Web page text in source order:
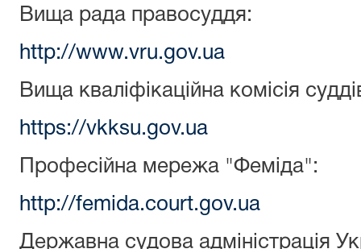
Вища рада правосуддя:
http://www.vru.gov.ua
Вища кваліфікаційна комісія
https://vkksu.gov.ua
Професійна мережа "Феміда":
http://femida.court.gov.ua
Державна судова адміністрація